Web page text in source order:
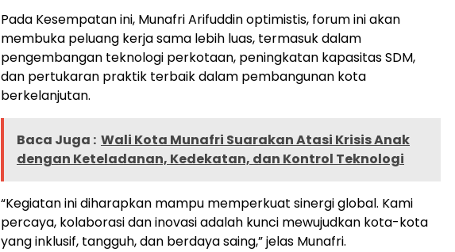
Pada Kesempatan ini, Munafri Arifuddin optimistis, forum ini akan
membuka peluang kerja sama lebih luas, termasuk dalam
pengembangan teknologi perkotaan, peningkatan kapasitas SDM,
dan pertukaran praktik terbaik dalam pembangunan kota
berkelanjutan.
Baca Juga : Wali Kota Munafri Suarakan Atasi Krisis Anak
dengan Keteladanan, Kedekatan, dan Kontrol Teknologi
“Kegiatan ini diharapkan mampu memperkuat sinergi global. Kami
percaya, kolaborasi dan inovasi adalah kunci mewujudkan kota-kota
yang inklusif, tangguh, dan berdaya saing,” jelas Munafri.